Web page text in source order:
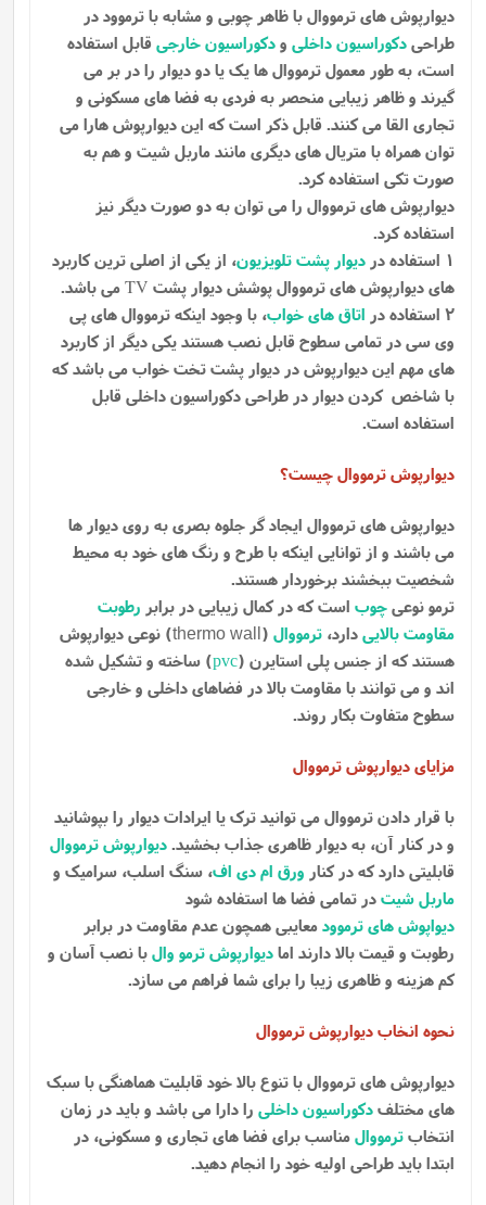
دیوارپوش های ترمووال با ظاهر چوبی و مشابه با ترموود در
طراحیدکوراسیون داخلی ودکوراسیون خارجی قابل استفاده
است، به طور معمول ترمووال ها یک یا دو دیوار را در بر می
گیرند و ظاهر زیبایی منحصر به فردی به فضا های مسکونی و
تجاری القا می کنند. قابل ذکر است که این دیوارپوش هارا می
توان همراه با متریال های دیگری مانند ماربل شیت و هم به
صورت تکی استفاده کرد.
دیوارپوش های ترمووال را می توان به دو صورت دیگر نیز
استفاده کرد.
1 استفاده در
دیوار پشت تلویزیون، از یکی از اصلی ترین کاربرد
های دیوارپوش های ترمووال پوشش دیوار پشت TVمی باشد.
2 استفاده در
اتاق های خواب، با وجود اینکه ترمووال های پی
وی سی در تمامی سطوح قابل نصب هستند یکی دیگر از کاربرد
های مهم این دیوارپوش در دیوار پشت تخت خواب می باشد که
با شاخص کردن دیوار در طراحی دکوراسیون داخلی قابل
استفاده است.
دیوارپوش ترمووال چیست؟
دیوارپوش های ترمووال ایجاد گر جلوه بصری به روی دیوار ها
می باشند و از توانایی اینکه با طرح و رنگ های خود به محیط
شخصیت ببخشند برخوردار هستند.
ترمو نوعیچوب است که در کمال زیبایی در برابر رطوبت
مقاومت بالاییدارد، ترمووال (
thermo wall) نوعی دیوارپوش
هستند که از جنس پلی استایرن (pvc) ساخته و تشکیل شده
اند و می توانند با مقاومت بالا در فضاهای داخلی و خارجی
سطوح متفاوت بکار روند.
مزایای دیوارپوش ترمووال
با قرار دادن ترمووال می توانید ترک یا ایرادات دیوار را بپوشانید
و در کنار آن، به دیوار ظاهری جذاب بخشید.دیوارپوش ترمووال
قابلیتی دارد که در کنار ورق ام دی اف، سنگ اسلب، سرامیک و
ماربل شیتدر تمامی فضا ها استفاده شود
دیواپوش های ترموودمعایبی همچون عدم مقاومت در برابر
رطوبت و قیمت بالا دارند امادیوارپوش ترمو والبا نصب آسان و
کم هزینه و ظاهری زیبا را برای شما فراهم می سازد.
نحوه انخاب دیوارپوش ترمووال
دیوارپوش های ترمووال با تنوع بالا خود قابلیت هماهنگی با سبک
های مختلفدکوراسیون داخلی را دارا می باشد و باید در زمان
انتخابترمووالمناسب برای فضا های تجاری و مسکونی، در
ابتدا باید طراحی اولیه خود را انجام دهید.